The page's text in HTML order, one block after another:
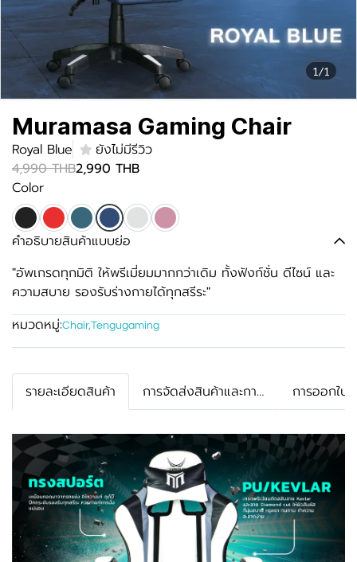
1/1
Muramasa Gaming Chair
Royal Blue
ยังไม่มีรีวิว
4,990 THB2,990 THB
Color
คำอธิบายสินค้าแบบย่อ
"อัพเกรดทุกมิติ ให้พรีเมี่ยมมากกว่าเดิม ทั้งฟังก์ชั่น ดีไซน์ และ
ความสบาย รองรับร่างกายได้ทุกสรีระ"
หมวดหมู่:Chair,Tengugaming
รายละเอียดสินค้า การจัดส่งสินค้าและการรับประกัน การออกใบ